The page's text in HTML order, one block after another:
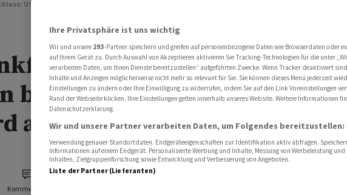
US-Jobdaten bremsen Dax nach Rekord aus
Schluss:
bremsen Dax
aus
Kommentare
Ihre Privatsphäre ist uns wichtig
Wir und unsere 293-Partner speichern und greifen auf personenbezogene Daten wie Browserdaten oder
auf Ihrem Gerät zu. Durch Auswahl von Akzeptieren aktivieren Sie Tracking-Technologien für die unter
verarbeiten Daten, um Ihnen Dienste bereitzustellen“ aufgeführten Zwecke. Wenn Tracker deaktiviert
Inhalte und Anzeigen möglicherweise nicht mehr so relevant für Sie. Sie können dieses Menü jederzeit
Einstellungen zu ändern oder Ihre Einwilligung zu widerrufen, indem Sie auf den Link Voreinstellungen
Rand der Webseite klicken. Ihre Einstellungen gelten innerhalb unseres Website. Weitere Informationen
Datenschutzerklärung.
Wir und unsere Partner verarbeiten Daten, um Folgendes bereitzustellen:
Verwendung genauer Standortdaten. Endgeräteeigenschaften zur Identifikation aktiv abfragen.
Informationen auf einem Endgerät. Personalisierte Werbung und Inhalte, Messung von Werbeleistung und
Inhalten, Zielgruppenforschung sowie Entwicklung und Verbesserung von Angeboten.
Liste der Partner (Lieferanten)